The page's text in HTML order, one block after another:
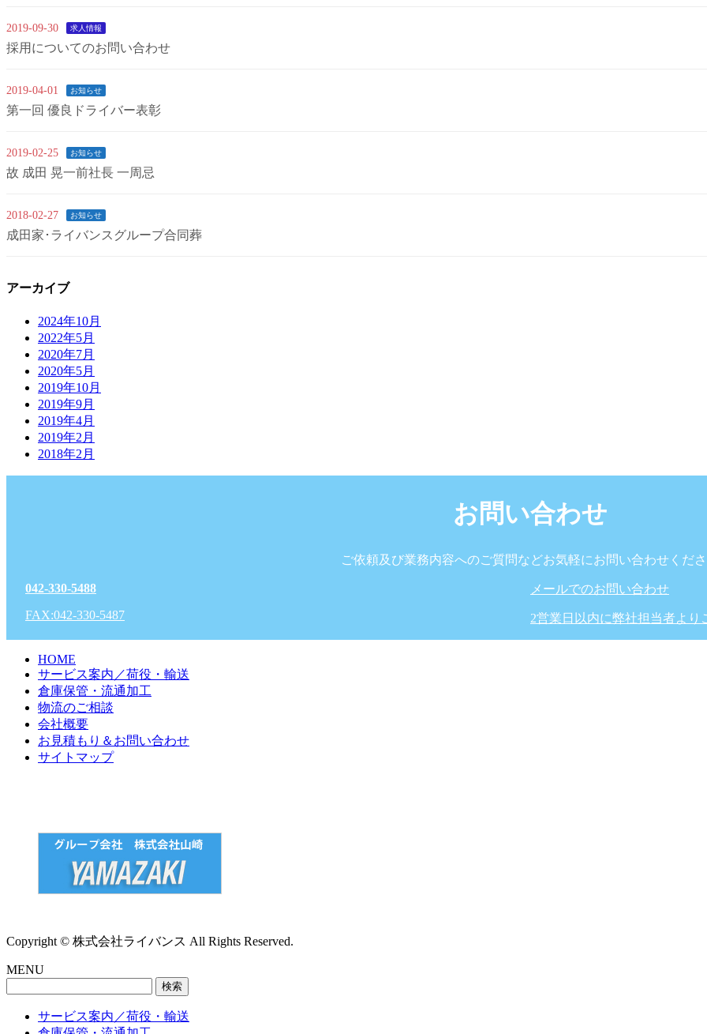
2019-09-30 求人情報
採用についてのお問い合わせ
2019-04-01 お知らせ
第一回 優良ドライバー表彰
2019-02-25 お知らせ
故 成田 晃一前社長 一周忌
2018-02-27 お知らせ
成田家･ライバンスグループ合同葬
アーカイブ
2024年10月
2022年5月
2020年7月
2020年5月
2019年10月
2019年9月
2019年4月
2019年2月
2018年2月
お問い合わせ
ご依頼及び業務内容へのご質問などお気軽にお問い合わせくだ
042-330-5488
FAX:042-330-5487
メールでのお問い合わせ
2営業日以内に弊社担当者より
HOME
サービス案内／荷役・輸送
倉庫保管・流通加工
物流のご相談
会社概要
お見積もり＆お問い合わせ
サイトマップ
Copyright © 株式会社ライバンス All Rights Reserved.
MENU
サービス案内／荷役・輸送